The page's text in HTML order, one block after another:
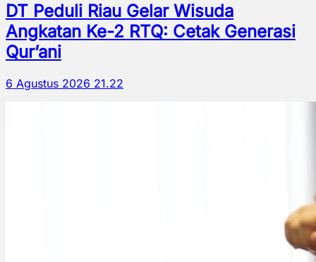
DT Peduli Riau Gelar Wisuda
Angkatan Ke-2 RTQ: Cetak Generasi
Qur’ani
6 Agustus 2026 21.22